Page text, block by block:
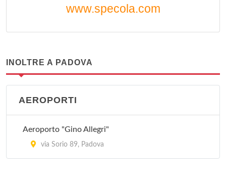
www.specola.com
INOLTRE A PADOVA
AEROPORTI
Aeroporto "Gino Allegri"
via Sorio 89, Padova